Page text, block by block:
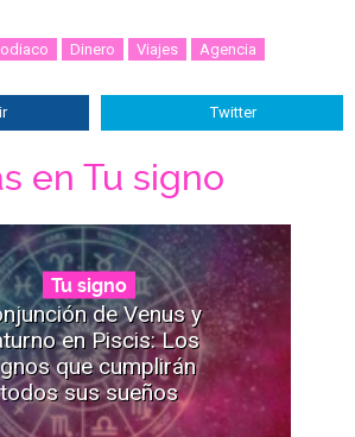
Dinero Viajes Agencia
Twitter
en Tu signo
Tu signo
de Venus y
en Piscis: Los
que cumplirán
todos sus sueños